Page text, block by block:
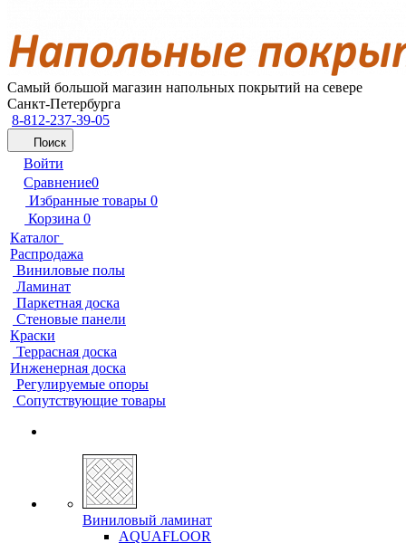
Самый большой магазин напольных покрытий на севере
Санкт-Петербурга
8-812-237-39-05
Поиск
Войти
Сравнение0
Избранные товары 0
Корзина 0
Каталог
Распродажа
Виниловые полы
Ламинат
Паркетная доска
Стеновые панели
Краски
Террасная доска
Инженерная доска
Регулируемые опоры
Сопутствующие товары
Виниловый ламинат
AQUAFLOOR